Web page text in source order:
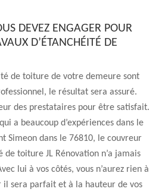
DEVEZ ENGAGER POUR
D’ÉTANCHÉITÉ DE
de toiture de votre demeure sont
le résultat sera assuré.
des prestataires pour être satisfait.
a beaucoup d’expériences dans le
Simeon dans le 76810, le couvreur
toiture JL Rénovation n’a jamais
lui à vos côtés, vous n’aurez rien à
sera parfait et à la hauteur de vos